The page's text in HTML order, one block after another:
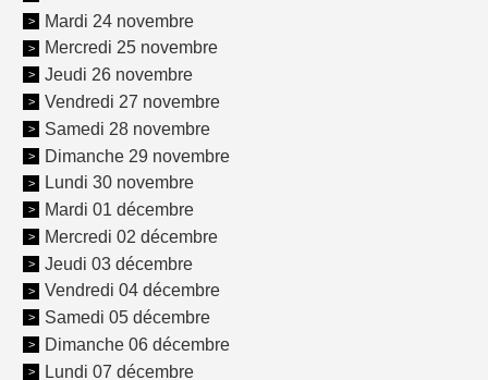
Mardi 24 novembre
Mercredi 25 novembre
Jeudi 26 novembre
Vendredi 27 novembre
Samedi 28 novembre
Dimanche 29 novembre
Lundi 30 novembre
Mardi 01 décembre
Mercredi 02 décembre
Jeudi 03 décembre
Vendredi 04 décembre
Samedi 05 décembre
Dimanche 06 décembre
Lundi 07 décembre